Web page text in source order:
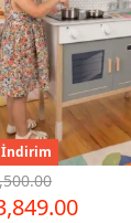
İndirim